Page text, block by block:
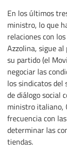
En los últimos
ministro, lo que
relaciones con
Azzolina, sigue
su partido (el
negociar las
los sindicatos del
de diálogo social
ministro italiano,
frecuencia con
determinar las
tiendas.